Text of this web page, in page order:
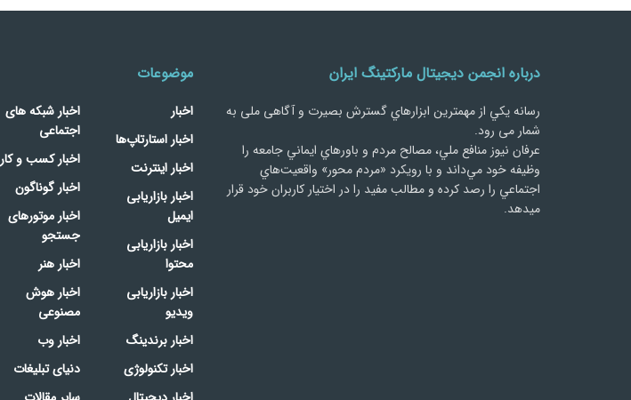
درباره انجمن دیجیتال مارکتینگ ایران
رسانه يكي از مهمترین ابزارهاي گسترش بصیرت و آگاهی ملی به
شمار می رود.
عرفان نیوز منافع ملي، مصالح مردم و باورهاي ايماني جامعه را
وظيفه خود مي‌داند و با رويكرد «مردم‌ محور» واقعيت‌هاي
اجتماعي را رصد کرده و مطالب مفید را در اختیار کاربران خود قرار
میدهد.
موضوعات
اخبار
اخبار استارتاپ‌ها
اخبار اینترنت
اخبار بازاریابی
ایمیل
اخبار بازاریابی
محتوا
اخبار بازاریابی
ویدیو
اخبار برندینگ
اخبار تکنولوژی
اخبار شبکه های
اجتماعی
اخبار کسب و کار
اخبار گوناگون
اخبار موتورهای
جستجو
اخبار هنر
اخبار هوش
مصنوعی
اخبار وب
دنیای تبلیغات